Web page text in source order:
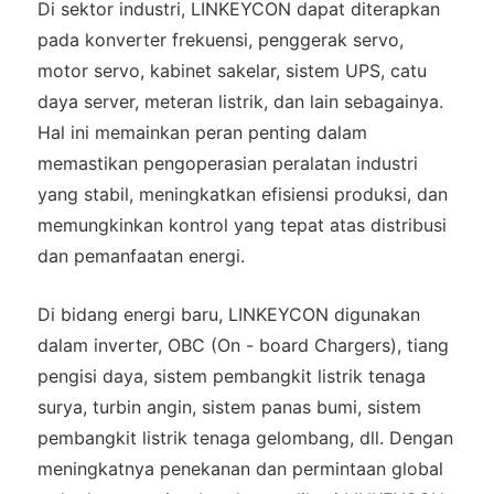
Di sektor industri, LINKEYCON dapat diterapkan
pada konverter frekuensi, penggerak servo,
motor servo, kabinet sakelar, sistem UPS, catu
daya server, meteran listrik, dan lain sebagainya.
Hal ini memainkan peran penting dalam
memastikan pengoperasian peralatan industri
yang stabil, meningkatkan efisiensi produksi, dan
memungkinkan kontrol yang tepat atas distribusi
dan pemanfaatan energi.
Di bidang energi baru, LINKEYCON digunakan
dalam inverter, OBC (On - board Chargers), tiang
pengisi daya, sistem pembangkit listrik tenaga
surya, turbin angin, sistem panas bumi, sistem
pembangkit listrik tenaga gelombang, dll. Dengan
meningkatnya penekanan dan permintaan global